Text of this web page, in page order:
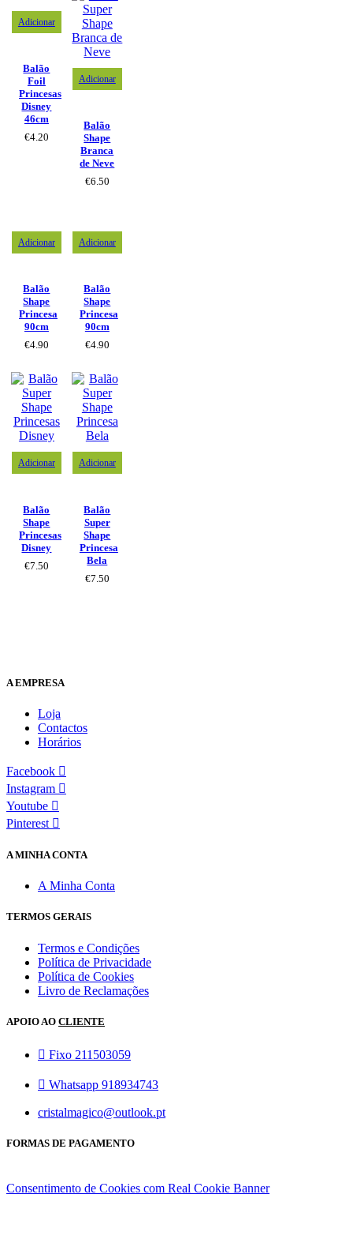
Adicionar
Balão
Foil
Princesas
Disney
46cm
€4.20
Adicionar
Balão
Shape
Branca
de Neve
€6.50
Adicionar
Balão
Shape
Princesa
90cm
€4.90
Adicionar
Balão
Shape
Princesa
90cm
€4.90
Adicionar
Balão
Shape
Princesas
Disney
€7.50
Adicionar
Balão
Super
Shape
Princesa
Bela
€7.50
A EMPRESA
Loja
Contactos
Horários
Facebook
Instagram
Youtube
Pinterest
A MINHA CONTA
A Minha Conta
TERMOS GERAIS
Termos e Condições
Política de Privacidade
Política de Cookies
Livro de Reclamações
APOIO AO CLIENTE
Fixo 211503059
Whatsapp 918934743
cristalmagico@outlook.pt
FORMAS DE PAGAMENTO
Consentimento de Cookies com Real Cookie Banner